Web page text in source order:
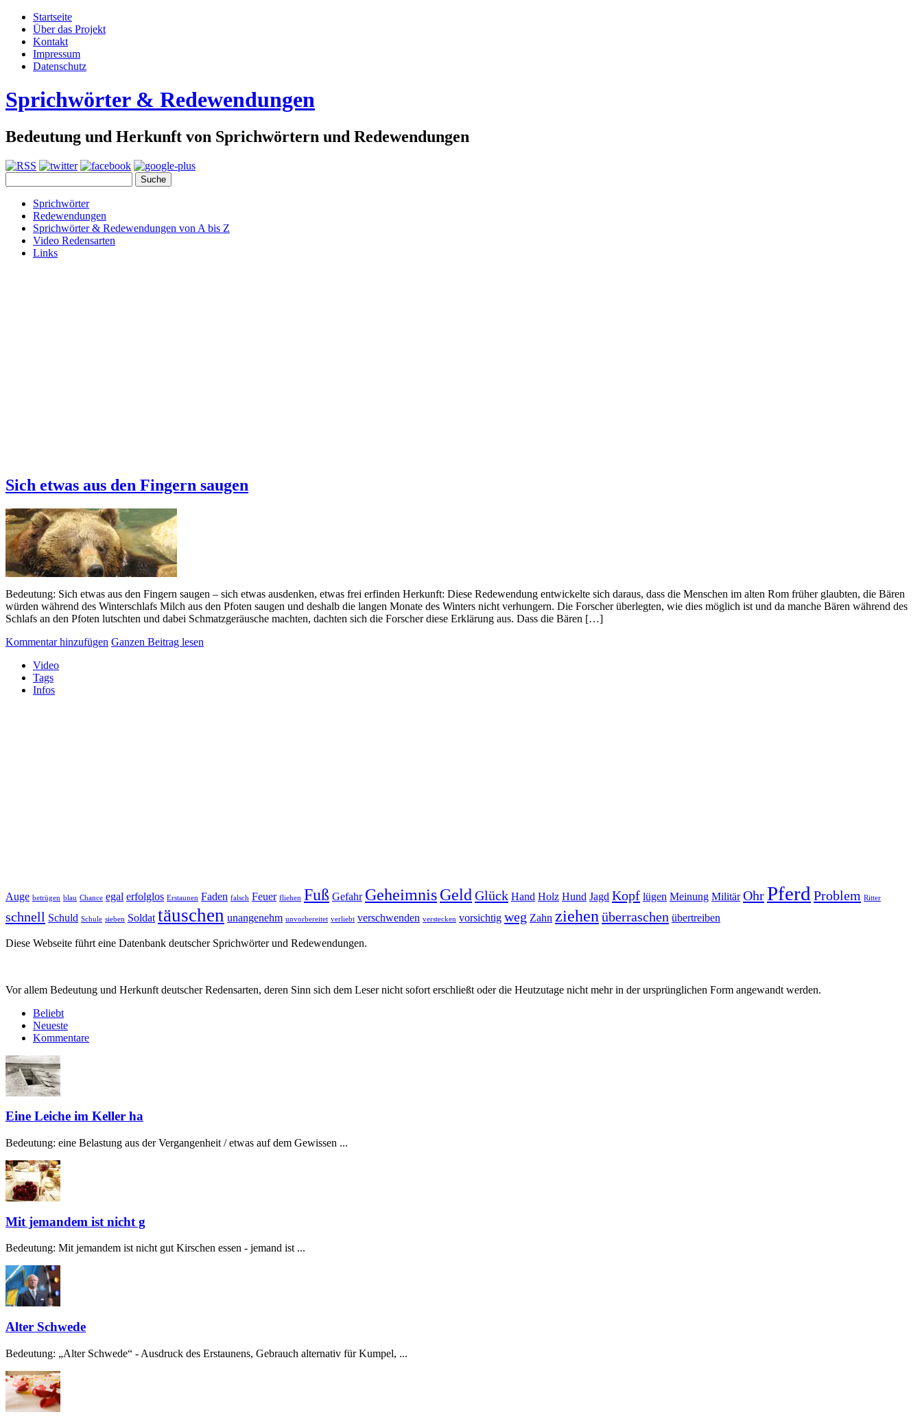
Startseite
Über das Projekt
Kontakt
Impressum
Datenschutz
Sprichwörter & Redewendungen
Bedeutung und Herkunft von Sprichwörtern und Redewendungen
Sprichwörter
Redewendungen
Sprichwörter & Redewendungen von A bis Z
Video Redensarten
Links
Sich etwas aus den Fingern saugen
Bedeutung: Sich etwas aus den Fingern saugen – sich etwas ausdenken, etwas frei erfinden Herkunft: Diese Redewendung entwickelte sich daraus, dass die Menschen im alten Rom früher glaubten, die Bären
würden während des Winterschlafs Milch aus den Pfoten saugen und deshalb die langen Monate des Winters nicht verhungern. Die Forscher überlegten, wie dies möglich ist und da manche Bären während des
Schlafs an den Pfoten lutschten und dabei Schmatzgeräusche machten, dachten sich die Forscher diese Erklärung aus. Dass die Bären […]
Kommentar hinzufügen Ganzen Beitrag lesen
Video
Tags
Infos
Auge betrügen blau Chance egal erfolglos Erstaunen Faden falsch Feuer fliehen Fuß Gefahr GeheimnisGeld Glück Hand Holz Hund Jagd Kopf lügen Meinung Militär OhrPferd Problem Ritter
schnell Schuld Schule sieben Soldat täuschen unangenehm unvorbereitet verliebt verschwenden verstecken vorsichtig weg Zahn ziehen überraschen übertreiben
Diese Webseite führt eine Datenbank deutscher Sprichwörter und Redewendungen.
Vor allem Bedeutung und Herkunft deutscher Redensarten, deren Sinn sich dem Leser nicht sofort erschließt oder die Heutzutage nicht mehr in der ursprünglichen Form angewandt werden.
Beliebt
Neueste
Kommentare
Eine Leiche im Keller ha
Bedeutung: eine Belastung aus der Vergangenheit / etwas auf dem Gewissen ...
Mit jemandem ist nicht g
Bedeutung: Mit jemandem ist nicht gut Kirschen essen - jemand ist ...
Alter Schwede
Bedeutung: „Alter Schwede“ - Ausdruck des Erstaunens, Gebrauch alternativ für Kumpel, ...